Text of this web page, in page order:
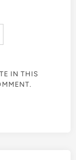
IN THIS